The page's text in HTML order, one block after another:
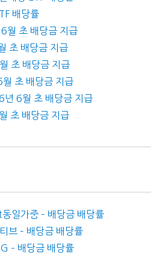
배당률
월 초 배당금 지급
초 배당금 지급
초 배당금 지급
초 배당금 지급
년 6월 초 배당금 지급
초 배당금 지급
일가중 – 배당금 배당률
브 – 배당금 배당률
– 배당금 배당률